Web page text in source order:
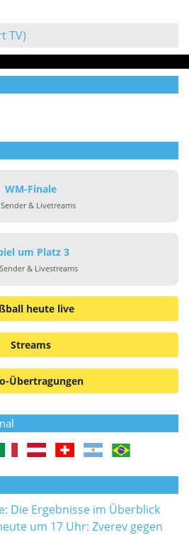
TV)
WM-Finale
& Livetreams
um Platz 3
& Livestreams
heute live
Streams
Übertragungen
Die Ergebnisse im Überblick
um 17 Uhr: Zverev gegen